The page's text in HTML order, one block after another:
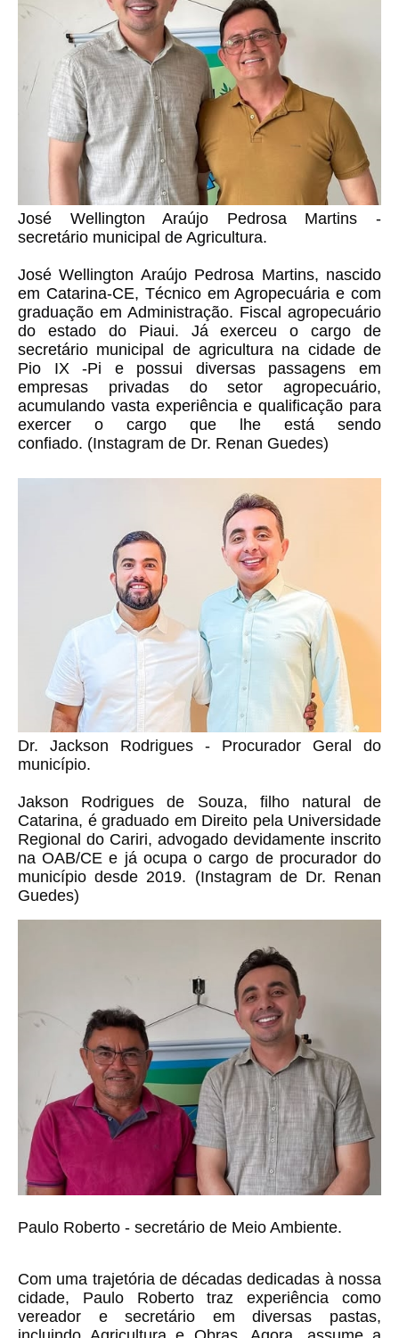
José Wellington Araújo Pedrosa Martins -
secretário municipal de Agricultura.
José Wellington Araújo Pedrosa Martins, nascido
em Catarina-CE, Técnico em Agropecuária e com
graduação em Administração. Fiscal agropecuário
do estado do Piaui. Já exerceu o cargo de
secretário municipal de agricultura na cidade de
Pio IX -Pi e possui diversas passagens em
empresas privadas do setor agropecuário,
acumulando vasta experiência e qualificação para
exercer o cargo que lhe está sendo
confiado. (Instagram de Dr. Renan Guedes)
Dr. Jackson Rodrigues - Procurador Geral do
município.
Jakson Rodrigues de Souza, filho natural de
Catarina, é graduado em Direito pela Universidade
Regional do Cariri, advogado devidamente inscrito
na OAB/CE e já ocupa o cargo de procurador do
município desde 2019. (Instagram de Dr. Renan
Guedes)
Paulo Roberto - secretário de Meio Ambiente.
Com uma trajetória de décadas dedicadas à nossa
cidade, Paulo Roberto traz experiência como
vereador e secretário em diversas pastas,